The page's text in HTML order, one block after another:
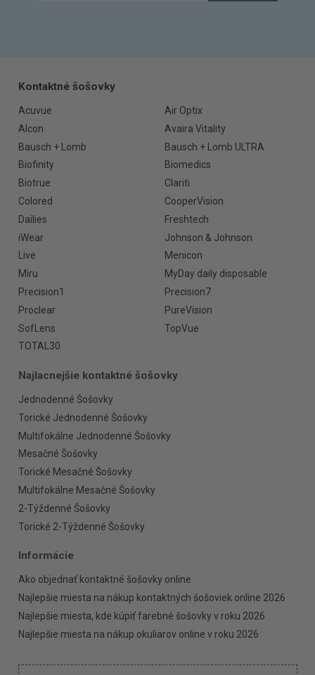
Kontaktné šošovky
Acuvue
Air Optix
Alcon
Avaira Vitality
Bausch + Lomb
Bausch + Lomb ULTRA
Biofinity
Biomedics
Biotrue
Clariti
Colored
CooperVision
Dailies
Freshtech
iWear
Johnson & Johnson
Live
Menicon
Miru
MyDay daily disposable
Precision1
Precision7
Proclear
PureVision
SofLens
TopVue
TOTAL30
Najlacnejšie kontaktné šošovky
Jednodenné Šošovky
Torické Jednodenné Šošovky
Multifokálne Jednodenné Šošovky
Mesačné Šošovky
Torické Mesačné Šošovky
Multifokálne Mesačné Šošovky
2-Týždenné Šošovky
Torické 2-Týždenné Šošovky
Informácie
Ako objednať kontaktné šošovky online
Najlepšie miesta na nákup kontaktných šošoviek online 2026
Najlepšie miesta, kde kúpiť farebné šošovky v roku 2026
Najlepšie miesta na nákup okuliarov online v roku 2026